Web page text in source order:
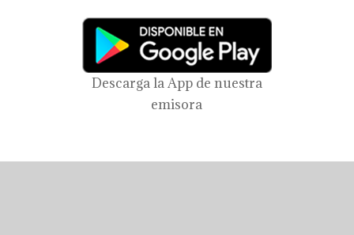
Descarga la App de nuestra
emisora